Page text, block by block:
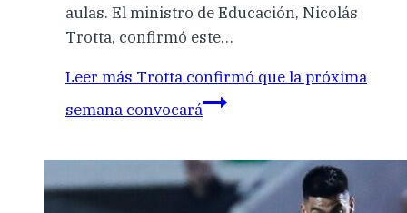
aulas. El ministro de Educación, Nicolás
Trotta, confirmó este…
Leer más Trotta confirmó que la próxima
semana convocará